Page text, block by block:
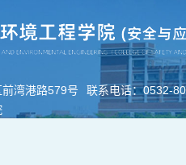
湾港路579号
联系电话：0532-